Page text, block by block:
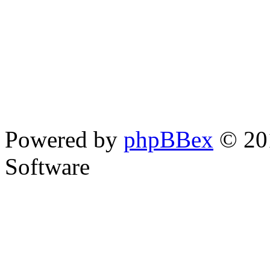
Powered by phpBBex ©
Software